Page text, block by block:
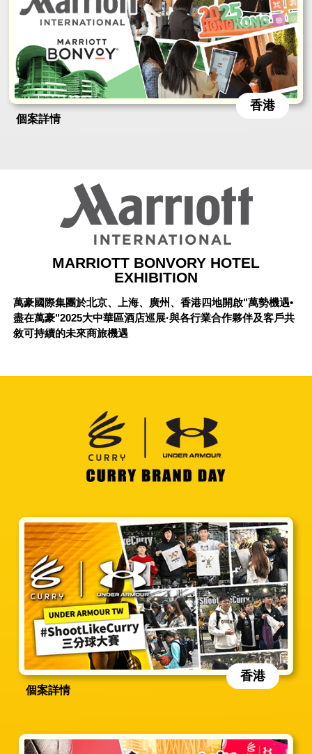
個案詳情
香港
MARRIOTT BONVORY HOTEL
EXHIBITION
萬豪國際集團於北京、上海、廣州、香港四地開啟"萬勢機遇•
盡在萬豪"2025大中華區酒店巡展·與各行業合作夥伴及客戶共
敘可持續的未來商旅機遇
個案詳情
香港